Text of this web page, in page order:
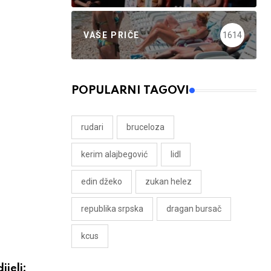
VAŠE PRIČE 1614
POPULARNI TAGOVI
rudari bruceloza
kerim alajbegović lidl
edin džeko zukan helez
republika srpska dragan bursač
kcus